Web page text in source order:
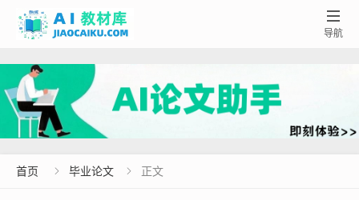

导航
首页  毕业论文  正文